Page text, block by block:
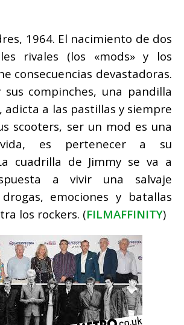
1964. El nacimiento de dos
rivales (los «mods» y los
consecuencias devastadoras.
sus compinches, una pandilla
adicta a las pastillas y siempre
scooters, ser un mod es una
es pertenecer a su
cuadrilla de Jimmy se va a
a vivir una salvaje
emociones y batallas
los rockers. (FILMAFFINITY)